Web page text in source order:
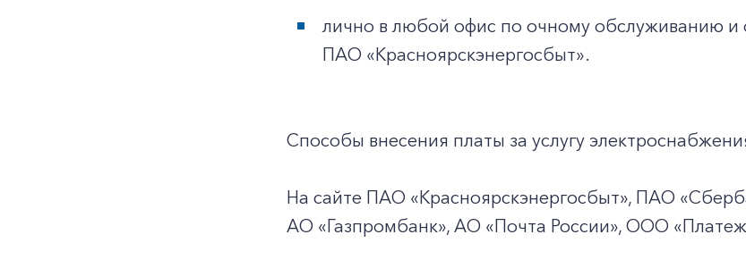
лично в любой офис по очному обслуживанию
ПАО «Красноярскэнергосбыт».
Способы внесения платы за услугу
На сайте ПАО «Красноярскэнергосбыт», ПАО
АО «Газпромбанк», АО «Почта России», ООО